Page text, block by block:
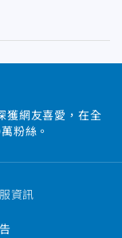
獲網友喜愛，在全
粉絲。
資訊